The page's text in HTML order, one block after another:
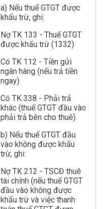
a) Nếu thuế GTGT được
khấu trừ, ghi:
Nợ TK 133 - Thuế GTGT
được khấu trừ (1332)
Có TK 112 - Tiền gửi
ngân hàng (nếu trả tiền
ngay)
Có TK 338 - Phải trả
khác (thuế GTGT đầu vào
phải trả bên cho thuê).
b) Nếu thuế GTGT đầu
vào không được khấu
trừ, ghi:
Nợ TK 212 - TSCĐ thuê
tài chính (nếu thuế GTGT
đầu vào không được
khấu trừ và việc thanh